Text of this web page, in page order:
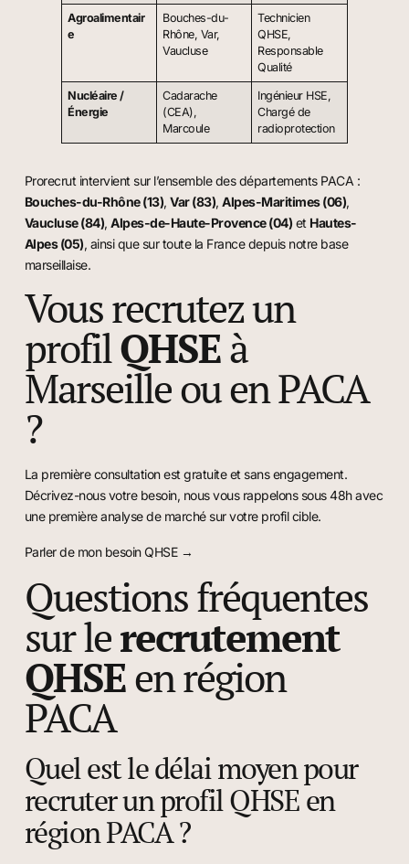
Agroalimentair
e
Bouches-du-
Rhône, Var,
Vaucluse
Technicien
QHSE,
Responsable
Qualité
Nucléaire /
Énergie
Cadarache
(CEA),
Marcoule
Ingénieur HSE,
Chargé de
radioprotection
Prorecrut intervient sur l’ensemble des départements PACA :
Bouches-du-Rhône (13),Var (83),Alpes-Maritimes (06),
Vaucluse (84),Alpes-de-Haute-Provence (04) et Hautes-
Alpes (05), ainsi que sur toute la France depuis notre base
marseillaise.
Vous recrutez un
profilQHSEà
Marseille ou en PACA
?
La première consultation est gratuite et sans engagement.
Décrivez-nous votre besoin, nous vous rappelons sous 48h avec
une première analyse de marché sur votre profil cible.
Parler de mon besoin QHSE →
Questions fréquentes
sur lerecrutement
QHSEen région
PACA
Quel est le délai moyen pour
recruter un profil QHSE en
région PACA ?